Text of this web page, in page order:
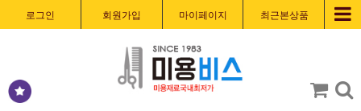
로그인 회원가입 마이페이지 최근본상품